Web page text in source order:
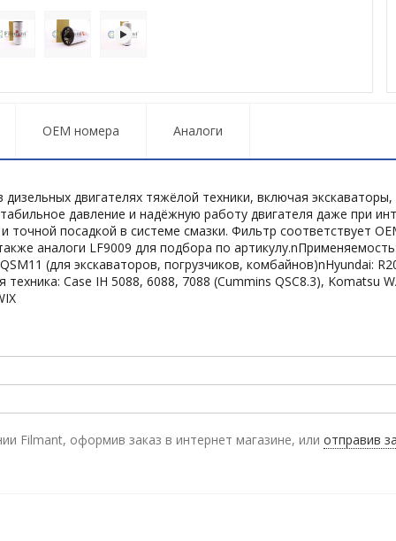
OEM номера Аналоги
двигателях тяжёлой техники, включая
давление и надёжную работу двигателя даже при
точной посадкой в системе смазки. Фильтр соответствует
аналоги LF9009 для подбора по
(для экскаваторов, погрузчиков, комбайнов)nHyundai:
техника: Case IH 5088, 6088, 7088 (Cummins QSC8.3), Komatsu
Filmant, оформив заказ в интернет магазине, или отправив